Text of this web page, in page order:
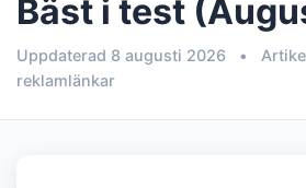
Bäst i test
Uppdaterad 8 augusti 2026 •
reklamlänkar